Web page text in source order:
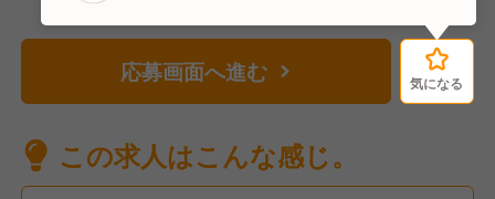
応募画面へ進む 気になる
この求人はこんな感じ。
気になる